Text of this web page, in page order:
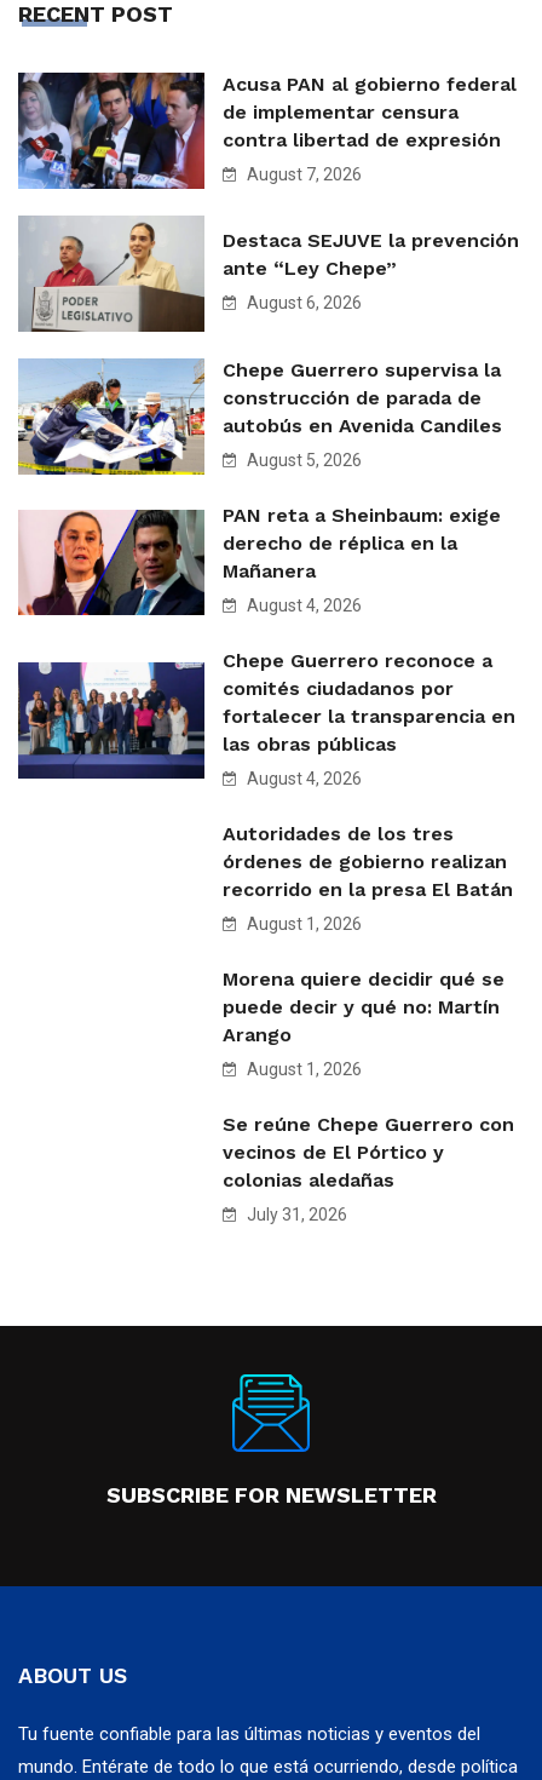
RECENT POST
Acusa PAN al gobierno federal
de implementar censura
contra libertad de expresión
August 7, 2026
Destaca SEJUVE la prevención
ante “Ley Chepe”
August 6, 2026
Chepe Guerrero supervisa la
construcción de parada de
autobús en Avenida Candiles
August 5, 2026
PAN reta a Sheinbaum: exige
derecho de réplica en la
Mañanera
August 4, 2026
Chepe Guerrero reconoce a
comités ciudadanos por
fortalecer la transparencia en
las obras públicas
August 4, 2026
Autoridades de los tres
órdenes de gobierno realizan
recorrido en la presa El Batán
August 1, 2026
Morena quiere decidir qué se
puede decir y qué no: Martín
Arango
August 1, 2026
Se reúne Chepe Guerrero con
vecinos de El Pórtico y
colonias aledañas
July 31, 2026
SUBSCRIBE FOR NEWSLETTER
ABOUT US
Tu fuente confiable para las últimas noticias y eventos del
mundo. Entérate de todo lo que está ocurriendo, desde política